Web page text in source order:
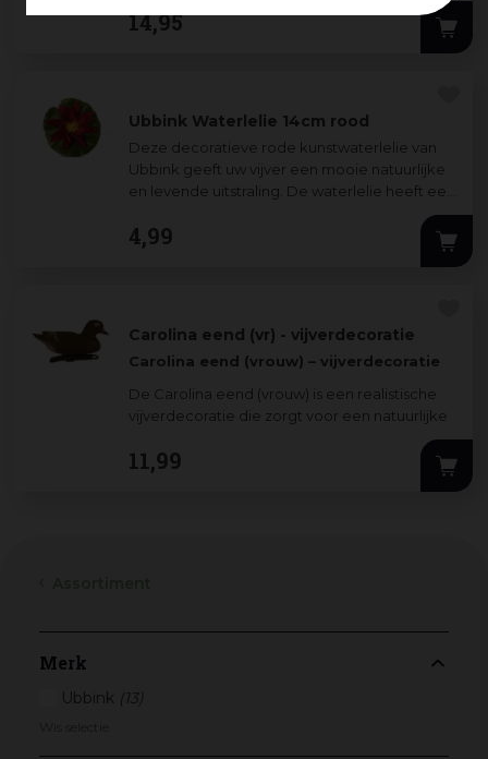
14,95
Ubbink Waterlelie 14cm rood
Deze decoratieve rode kunstwaterlelie van
Ubbink geeft uw vijver een mooie natuurlijke
en levende uitstraling. De waterlelie heeft een
4,99
Carolina eend (vr) - vijverdecoratie
Carolina eend (vrouw) – vijverdecoratie
De Carolina eend (vrouw) is een realistische
vijverdecoratie die zorgt voor een natuurlijke
11,99
Merk
Ubbink (13)